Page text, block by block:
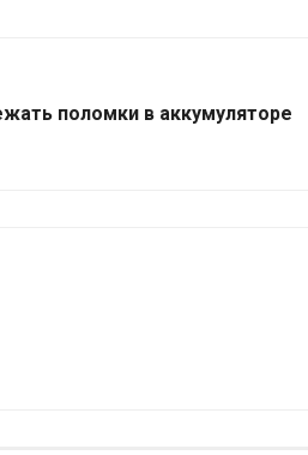
поломки в аккумуляторе